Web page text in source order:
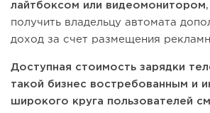
лайтбоксом или видеомонитором
получить владельцу автомата
доход за счет размещения
Доступная стоимость зарядки
такой бизнес востребованным и
широкого круга пользователей